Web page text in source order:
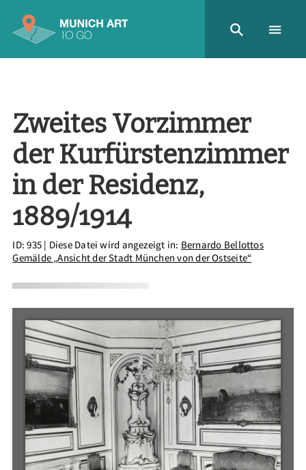
Zweites Vorzimmer
der Kurfürstenzimmer
in der Residenz,
1889/1914
ID: 935| Diese Datei wird angezeigt in: Bernardo Bellottos
Gemälde „Ansicht der Stadt München von der Ostseite“